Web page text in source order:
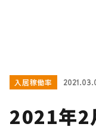
入居稼働率
2021年